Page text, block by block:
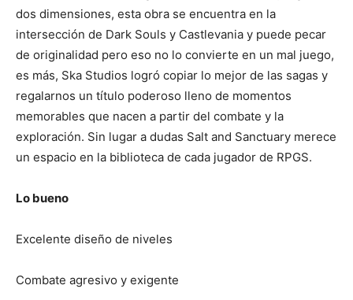
dos dimensiones, esta obra se encuentra en la
intersección de Dark Souls y Castlevania y puede pecar
de originalidad pero eso no lo convierte en un mal juego,
es más, Ska Studios logró copiar lo mejor de las sagas y
regalarnos un título poderoso lleno de momentos
memorables que nacen a partir del combate y la
exploración. Sin lugar a dudas Salt and Sanctuary merece
un espacio en la biblioteca de cada jugador de RPGS.
Lo bueno
Excelente diseño de niveles
Combate agresivo y exigente